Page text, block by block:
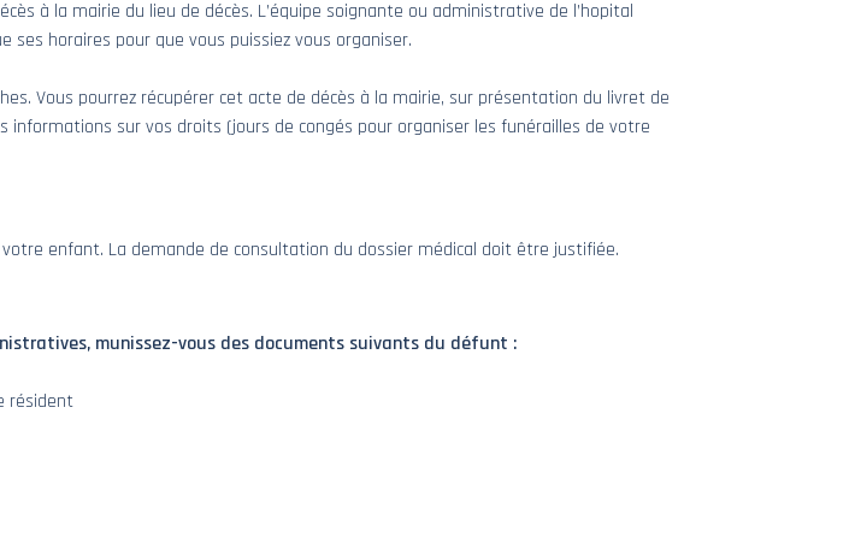
à la mairie du lieu de décès. L’équipe soignante ou administrative de l’hopital
ses horaires pour que vous puissiez vous organiser.
Vous pourrez récupérer cet acte de décès à la mairie, sur présentation du livret de
informations sur vos droits (jours de congés pour organiser les funérailles de votre
enfant. La demande de consultation du dossier médical doit être justifiée.
munissez-vous des documents suivants du défunt :
résident